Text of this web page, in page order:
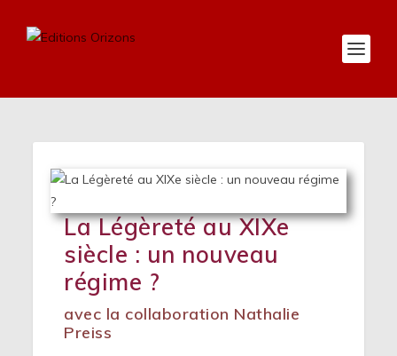
La Légèreté au XIXe
siècle : un nouveau
régime ?
avec la collaboration Nathalie
Preiss